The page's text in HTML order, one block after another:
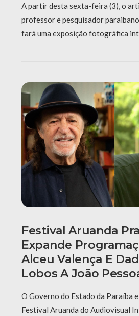
A partir desta sexta-feira (3), o
professor e pesquisador
fará uma exposição fotográfica
Festival Aruanda
Expande
Alceu Valença E
Lobos A João
O Governo do Estado da Paraíba
Festival Aruanda do Audiovisual